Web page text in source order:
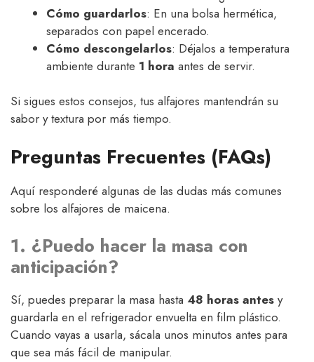
Cómo guardarlos: En una bolsa hermética,
separados con papel encerado.
Cómo descongelarlos: Déjalos a temperatura
ambiente durante 1 hora antes de servir.
Si sigues estos consejos, tus alfajores mantendrán su
sabor y textura por más tiempo.
Preguntas Frecuentes (FAQs)
Aquí responderé algunas de las dudas más comunes
sobre los alfajores de maicena.
1. ¿Puedo hacer la masa con
anticipación?
Sí, puedes preparar la masa hasta 48 horas antes y
guardarla en el refrigerador envuelta en film plástico.
Cuando vayas a usarla, sácala unos minutos antes para
que sea más fácil de manipular.